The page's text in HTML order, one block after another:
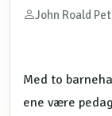
John Roald
Med to
ene være